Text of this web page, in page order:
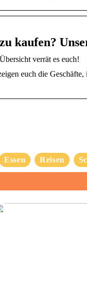
kaufen?
verrät es euch!
euch die
Essen Reisen